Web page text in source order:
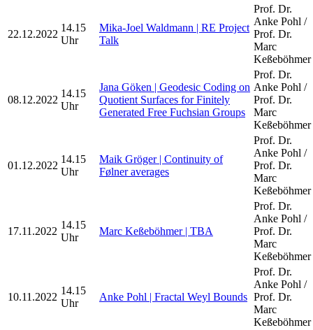
22.12.2022
14.15
Uhr
Mika-Joel Waldmann | RE Project
Talk
Prof. Dr.
Anke Pohl /
Prof. Dr.
Marc
Keßeböhmer
08.12.2022
14.15
Uhr
Jana Göken | Geodesic Coding on
Quotient Surfaces for Finitely
Generated Free Fuchsian Groups
Prof. Dr.
Anke Pohl /
Prof. Dr.
Marc
Keßeböhmer
01.12.2022
14.15
Uhr
Maik Gröger | Continuity of
Følner averages
Prof. Dr.
Anke Pohl /
Prof. Dr.
Marc
Keßeböhmer
17.11.2022
14.15
Uhr
Marc Keßeböhmer | TBA
Prof. Dr.
Anke Pohl /
Prof. Dr.
Marc
Keßeböhmer
10.11.2022
14.15
Uhr
Anke Pohl | Fractal Weyl Bounds
Prof. Dr.
Anke Pohl /
Prof. Dr.
Marc
Keßeböhmer